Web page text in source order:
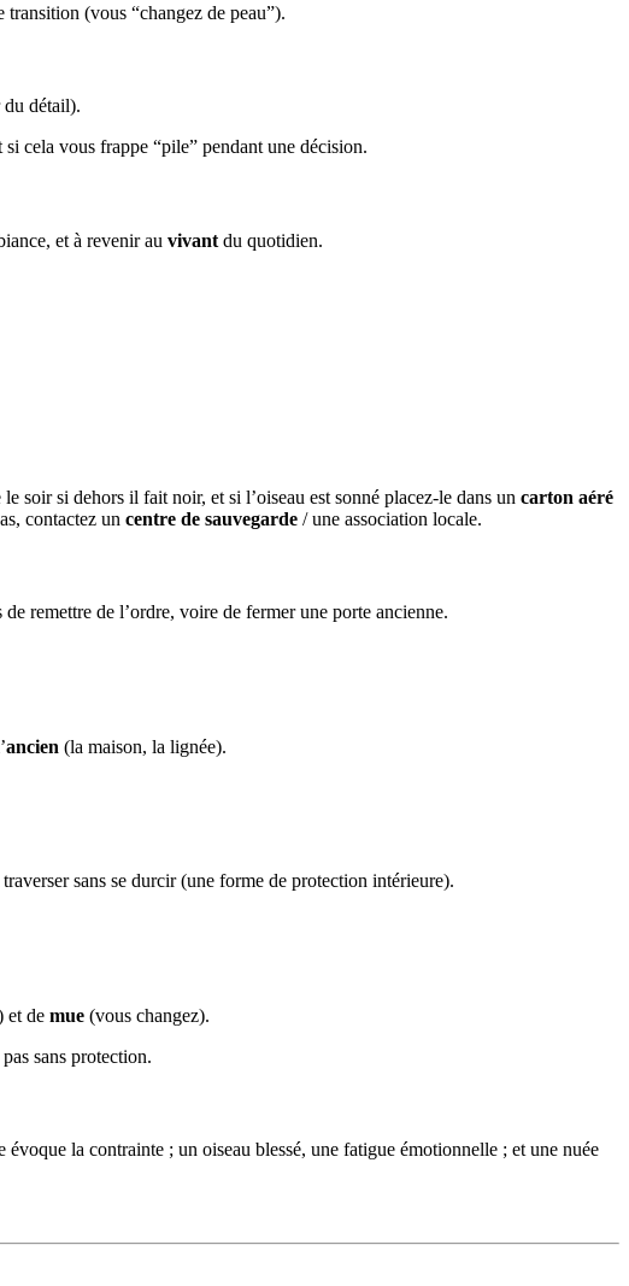
(vous “changez de peau”).
détail).
cela vous frappe “pile” pendant une décision.
et à revenir au vivant du quotidien.
soir si dehors il fait noir, et si l’oiseau est sonné placez‑le dans un carton aéré
contactez un centre de sauvegarde / une association locale.
remettre de l’ordre, voire de fermer une porte ancienne.
ancien (la maison, la lignée).
sans se durcir (une forme de protection intérieure).
et de mue (vous changez).
sans protection.
la contrainte ; un oiseau blessé, une fatigue émotionnelle ; et une nuée